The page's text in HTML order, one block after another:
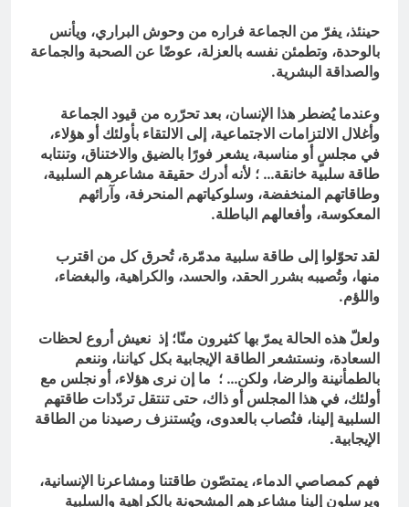
حينئذ، يفرّ من الجماعة فراره من وحوش البراري، ويأنس
بالوحدة، وتطمئن نفسه بالعزلة، عوضًا عن الصحبة والجماعة
والصداقة البشرية.
وعندما يُضطر هذا الإنسان، بعد تحرّره من قيود الجماعة
وأغلال الالتزامات الاجتماعية، إلى الالتقاء بأولئك أو هؤلاء،
في مجلسٍ أو مناسبة، يشعر فورًا بالضيق والاختناق، وتنتابه
طاقة سلبية خانقة… ؛ لأنه أدرك حقيقة مشاعرهم السلبية،
وطاقاتهم المنخفضة، وسلوكياتهم المنحرفة، وآرائهم
المعكوسة، وأفعالهم الباطلة.
لقد تحوّلوا إلى طاقة سلبية مدمّرة، تُحرق كل من اقترب
منها، وتُصيبه بشرر الحقد، والحسد، والكراهية، والبغضاء،
واللؤم.
ولعلّ هذه الحالة يمرّ بها كثيرون منّا؛ إذ نعيش أروع لحظات
السعادة، ونستشعر الطاقة الإيجابية بكل كياننا، وننعم
بالطمأنينة والرضا، ولكن… ؛ ما إن نرى هؤلاء، أو نجلس مع
أولئك، في هذا المجلس أو ذاك، حتى تنتقل تردّدات طاقتهم
السلبية إلينا، فنُصاب بالعدوى، ويُستنزف رصيدنا من الطاقة
الإيجابية.
فهم كمصاصي الدماء، يمتصّون طاقتنا ومشاعرنا الإنسانية،
ويرسلون إلينا مشاعرهم المشحونة بالكراهية والسلبية